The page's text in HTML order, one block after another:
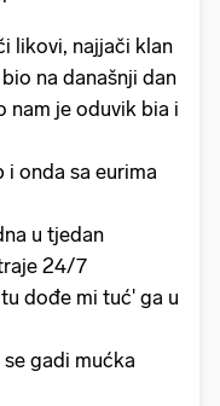
likovi, najjači klan
na današnji dan
nam je oduvik bia i
i onda sa eurima
u tjedan
24/7
dođe mi tuć' ga u
gadi mućka